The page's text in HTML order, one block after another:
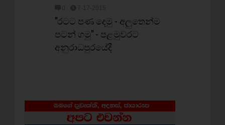
"රටට පණ දෙමු - අලුතෙන්ම
පටන් ගමු" - පළමුවරට
අනුරාධපුරයේදී